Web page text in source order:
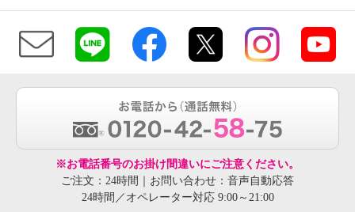
※お電話番号のお掛け間違いにご注意ください。
ご注文：24時間｜お問い合わせ：音声自動応答
24時間／オペレーター対応 9:00～21:00